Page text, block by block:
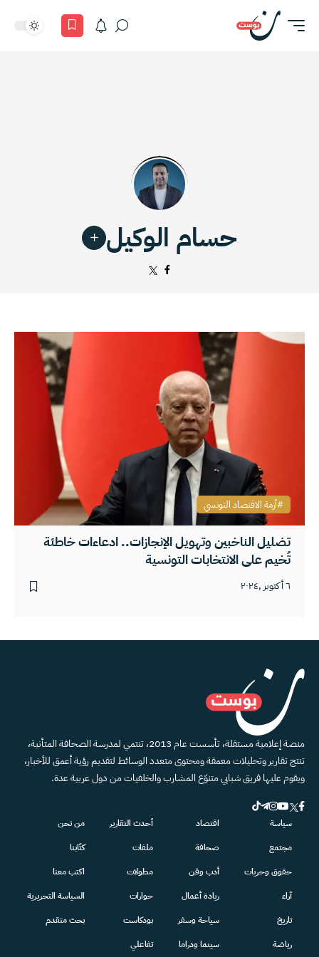
حسام الوكيل
تضليل الناخبين وتهويل الإنجازات.. ادعاءات خاطئة
تُخيم على الانتخابات التونسية
٦ أكتوبر ,٢٠٢٤
أزمة الاقتصاد التونسي
منصة إعلامية مستقلة، تأسست عام 2013، تنتمي لمدرسة الصحافة المتأنية،
تنتج تقارير وتحليلات معمقة ومحتوى متعدد الوسائط لتقديم رؤية أعمق للأخبار،
ويقوم عليها فريق شبابي متنوّع المشارب والخلفيات من دول عربية عدة.
سياسة
مجتمع
حقوق وحريات
آراء
تاريخ
رياضة
اقتصاد
صحافة
أدب وفن
ريادة أعمال
سياحة وسفر
سينما ودراما
أحدث التقارير
ملفات
مطولات
حوارات
بودكاست
تفاعلي
من نحن
كتّابنا
اكتب معنا
السياسة التحريرية
بحث متقدم